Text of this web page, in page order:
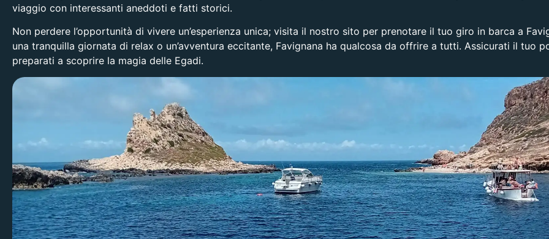
viaggio con interessanti aneddoti e fatti storici.
Non perdere l’opportunità di vivere un’esperienza unica; visita il nostro sito per prenotare il tuo giro in barca a
una tranquilla giornata di relax o un’avventura eccitante, Favignana ha qualcosa da offrire a tutti. Assicurati il tuo
preparati a scoprire la magia delle Egadi.